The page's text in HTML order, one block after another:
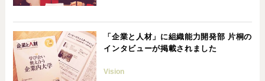
「企業と人材」に組織能力開発部 片桐の
インタビューが掲載されました
Vision